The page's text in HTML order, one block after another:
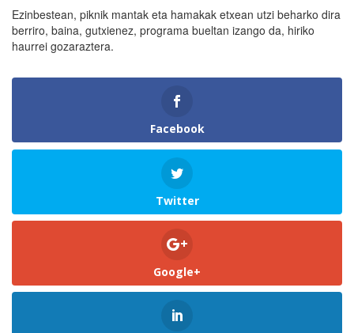
Ezinbestean, piknik mantak eta hamakak etxean utzi beharko dira
berriro, baina, gutxienez, programa bueltan izango da, hiriko
haurrei gozaraztera.
Facebook
Twitter
Google+